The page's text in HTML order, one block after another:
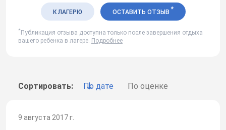
Сортировать: По дате По оценке
9 августа 2017 г.
К ЛАГЕРЮ ОСТАВИТЬ ОТЗЫВ *
* Публикация отзыва доступна только после завершения отдыха
вашего ребенка в лагере. Подробнее